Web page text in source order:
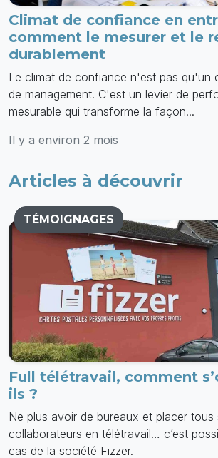
Climat de confiance en
comment le mesurer et le
durablement
Le climat de confiance n'est pas qu'un
de management. C'est un levier de
mesurable qui transforme la façon...
Il y a environ 2 mois
Articles à découvrir
TÉMOIGNAGES
Full télétravail, comment
ils ?
Ne plus avoir de bureaux et placer tous
collaborateurs en télétravail… c’est
cas de la société Fizzer.